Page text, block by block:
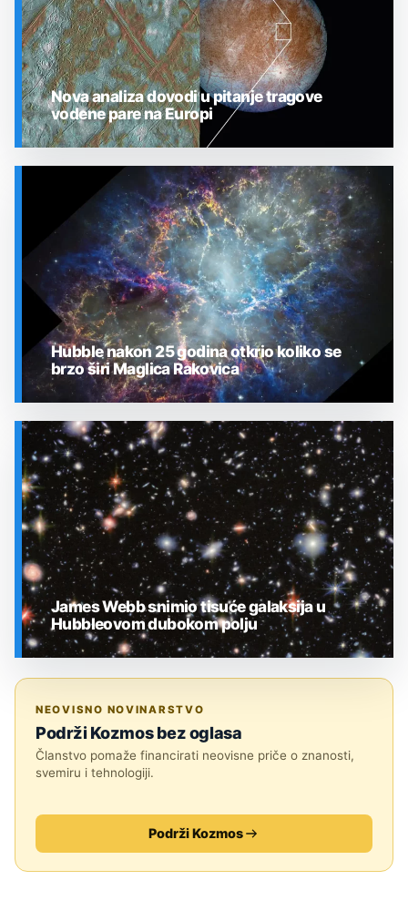
SVEMIR
Nova analiza dovodi u pitanje tragove
vodene pare na Europi
SVEMIR
Hubble nakon 25 godina otkrio koliko se
brzo širi Maglica Rakovica
James Webb snimio tisuće galaksija u
Hubbleovom dubokom polju
NEOVISNO NOVINARSTVO
Podrži Kozmos bez oglasa
Članstvo pomaže financirati neovisne priče o znanosti,
svemiru i tehnologiji.
Podrži Kozmos